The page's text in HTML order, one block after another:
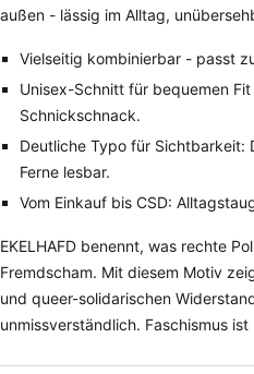
außen - lässig im Alltag,
Vielseitig kombinierbar - passt
Unisex-Schnitt für bequemen
Schnickschnack.
Deutliche Typo für Sichtbarkeit:
Ferne lesbar.
Vom Einkauf bis CSD:
EKELHAFD benennt, was rechte
Fremdscham. Mit diesem Motiv
und queer-solidarischen
unmissverständlich. Faschismus